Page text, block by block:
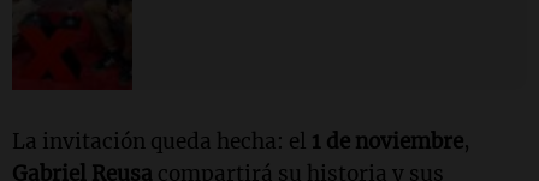
La invitación queda hecha: el 1 de noviembre,
Gabriel Reusa compartirá su historia y sus